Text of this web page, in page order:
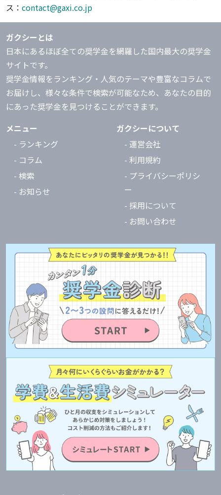
ス： contact@gaxi.co.jp
ガクシーとは
日本にあるほぼ全ての奨学金を網羅した国内最大の奨学金
サイトです。
奨学金情報をランキング・人気のテーマや豊富なコラムで
お届けし、様々な条件で検索が可能なため、あなたの目的
にあった奨学金を見つけることができます。
メニュー
- ランキング
- コラム
- 検索
- お知らせ
ガクシーについて
- 運営会社
- 利用規約
- プライバシーポリシ
ー
- 採用について
- お問い合わせ